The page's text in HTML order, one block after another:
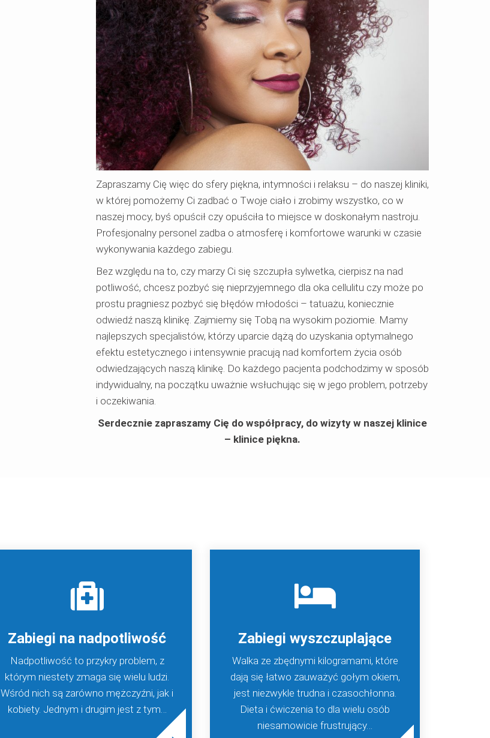
Zapraszamy Cię więc do sfery piękna, intymności i relaksu – do naszej kliniki,
w której pomożemy Ci zadbać o Twoje ciało i zrobimy wszystko, co w
naszej mocy, byś opuścił czy opuściła to miejsce w doskonałym nastroju.
Profesjonalny personel zadba o atmosferę i komfortowe warunki w czasie
wykonywania każdego zabiegu.
Bez względu na to, czy marzy Ci się szczupła sylwetka, cierpisz na nad
potliwość, chcesz pozbyć się nieprzyjemnego dla oka cellulitu czy może po
prostu pragniesz pozbyć się błędów młodości – tatuażu, koniecznie
odwiedź naszą klinikę. Zajmiemy się Tobą na wysokim poziomie. Mamy
najlepszych specjalistów, którzy uparcie dążą do uzyskania optymalnego
efektu estetycznego i intensywnie pracują nad komfortem życia osób
odwiedzających naszą klinikę. Do każdego pacjenta podchodzimy w sposób
indywidualny, na początku uważnie wsłuchując się w jego problem, potrzeby
i oczekiwania.
Serdecznie zapraszamy Cię do współpracy, do wizyty w naszej klinice
– klinice piękna.
Zabiegi na nadpotliwość
Nadpotliwość to przykry problem, z
którym niestety zmaga się wielu ludzi.
Wśród nich są zarówno mężczyźni, jak i
kobiety. Jednym i drugim jest z tym…
Zabiegi wyszczuplające
Walka ze zbędnymi kilogramami, które
dają się łatwo zauważyć gołym okiem,
jest niezwykle trudna i czasochłonna.
Dieta i ćwiczenia to dla wielu osób
niesamowicie frustrujący…